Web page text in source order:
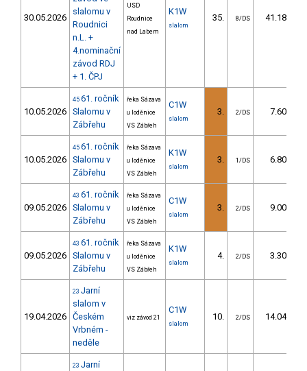
30.05.2026
slalomu v
Roudnici
n.L. +
4.nominační
závod RDJ
+ 1. ČPJ
USD
Roudnice
nad Labem
K1W
slalom
35. 8/DS 41.18
10.05.2026
45 61. ročník
Slalomu v
Zábřehu
řeka Sázava
u loděnice
VS Zábřeh
C1W
slalom
3. 2/DS 7.60
10.05.2026
45 61. ročník
Slalomu v
Zábřehu
řeka Sázava
u loděnice
VS Zábřeh
K1W
slalom
3. 1/DS 6.80
09.05.2026
43 61. ročník
Slalomu v
Zábřehu
řeka Sázava
u loděnice
VS Zábřeh
C1W
slalom
3. 2/DS 9.00
09.05.2026
43 61. ročník
Slalomu v
Zábřehu
řeka Sázava
u loděnice
VS Zábřeh
K1W
slalom
4. 2/DS 3.30
19.04.2026
23 Jarní
slalom v
Českém
Vrbném -
neděle
viz závod 21
C1W
slalom
10. 2/DS 14.04
23 Jarní